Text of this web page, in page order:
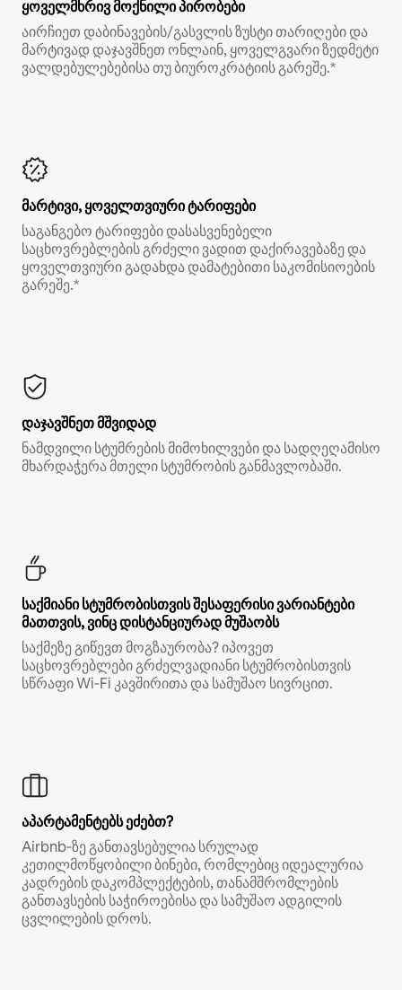
ყოველმხრივ მოქნილი პირობები
აირჩიეთ დაბინავების/გასვლის ზუსტი თარიღები და
მარტივად დაჯავშნეთ ონლაინ, ყოველგვარი ზედმეტი
ვალდებულებებისა თუ ბიუროკრატიის გარეშე.*
მარტივი, ყოველთვიური ტარიფები
საგანგებო ტარიფები დასასვენებელი
საცხოვრებლების გრძელი ვადით დაქირავებაზე და
ყოველთვიური გადახდა დამატებითი საკომისიოების
გარეშე.*
დაჯავშნეთ მშვიდად
ნამდვილი სტუმრების მიმოხილვები და სადღეღამისო
მხარდაჭერა მთელი სტუმრობის განმავლობაში.
საქმიანი სტუმრობისთვის შესაფერისი ვარიანტები
მათთვის, ვინც დისტანციურად მუშაობს
საქმეზე გიწევთ მოგზაურობა? იპოვეთ
საცხოვრებლები გრძელვადიანი სტუმრობისთვის
სწრაფი Wi‑Fi კავშირითა და სამუშაო სივრცით.
აპარტამენტებს ეძებთ?
Airbnb‑ზე განთავსებულია სრულად
კეთილმოწყობილი ბინები, რომლებიც იდეალურია
კადრების დაკომპლექტების, თანამშრომლების
განთავსების საჭიროებისა და სამუშაო ადგილის
ცვლილების დროს.